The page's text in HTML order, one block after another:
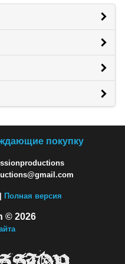
покупку
Полная версия
© 2026